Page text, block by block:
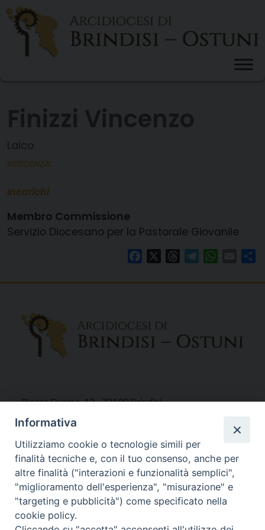
Skip
content
Laico
RESIDENZA:
Incarichi
Membro Commissione
Servizio Diocesano per la Pastorale Giovanile
FacebookThreadsTelegram Email
Piazza Duomo, 12 - 72100 Brindisi
Tel 0831.521958
Fax 0831.528315
Orari Curia
Mar. / Mer. / Giov. ore 9 - 13
nei mesi estivi solo Martedì ore 9 - 13
Informativa
Utilizziamo cookie o tecnologie simili per
finalità tecniche e, con il tuo consenso, anche per
altre finalità ("interazioni e funzionalità semplici",
"miglioramento dell'esperienza", "misurazione" e
"targeting e pubblicità") come specificato nella
cookie policy.